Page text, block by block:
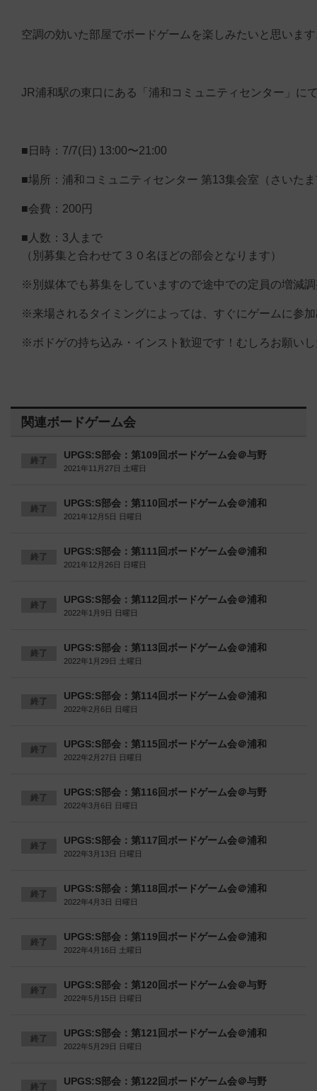
空調の効いた部屋でボードゲームを楽しみたいと思いま
JR浦和駅の東口にある「浦和コミュニティセンター」に
■日時：7/7(日) 13:00〜21:00
■場所：浦和コミュニティセンター 第13集会室（さいた
■会費：200円
■人数：3人まで
（別募集と合わせて３０名ほどの部会となります）
※別媒体でも募集をしていますので途中での定員の増減
※来場されるタイミングによっては、すぐにゲームに参
※ボドゲの持ち込み・インスト歓迎です！むしろお願いし
関連ボードゲーム会
終了 UPGS:S部会：第109回ボードゲーム会＠与野
2021年11月27日 土曜日
終了 UPGS:S部会：第110回ボードゲーム会＠浦和
2021年12月5日 日曜日
終了 UPGS:S部会：第111回ボードゲーム会＠浦和
2021年12月26日 日曜日
終了 UPGS:S部会：第112回ボードゲーム会＠浦和
2022年1月9日 日曜日
終了 UPGS:S部会：第113回ボードゲーム会＠浦和
2022年1月29日 土曜日
終了 UPGS:S部会：第114回ボードゲーム会＠浦和
2022年2月6日 日曜日
終了 UPGS:S部会：第115回ボードゲーム会＠浦和
2022年2月27日 日曜日
終了 UPGS:S部会：第116回ボードゲーム会＠与野
2022年3月6日 日曜日
終了 UPGS:S部会：第117回ボードゲーム会＠浦和
2022年3月13日 日曜日
終了 UPGS:S部会：第118回ボードゲーム会＠浦和
2022年4月3日 日曜日
終了 UPGS:S部会：第119回ボードゲーム会＠浦和
2022年4月16日 土曜日
終了 UPGS:S部会：第120回ボードゲーム会＠与野
2022年5月15日 日曜日
終了 UPGS:S部会：第121回ボードゲーム会＠浦和
2022年5月29日 日曜日
終了 UPGS:S部会：第122回ボードゲーム会＠与野